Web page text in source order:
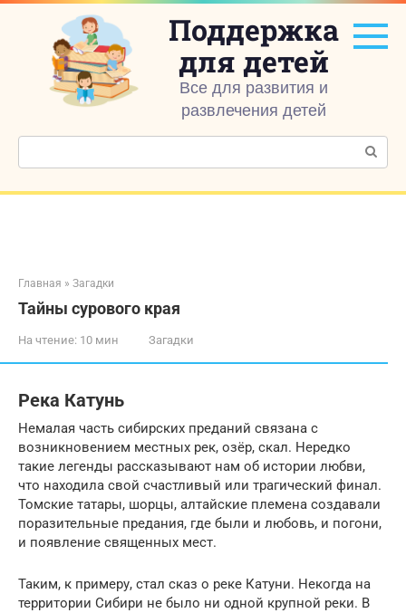
Перейти
контенту
Поддержка
для детей
Все для развития и
развлечения детей
Поиск:
Главная » Загадки
Тайны сурового края
На чтение: 10 мин Загадки
Река Катунь
Немалая часть сибирских преданий связана с
возникновением местных рек, озёр, скал. Нередко
такие легенды рассказывают нам об истории любви,
что находила свой счастливый или трагический финал.
Томские татары, шорцы, алтайские племена создавали
поразительные предания, где были и любовь, и погони,
и появление священных мест.
Таким, к примеру, стал сказ о реке Катуни. Некогда на
территории Сибири не было ни одной крупной реки. В